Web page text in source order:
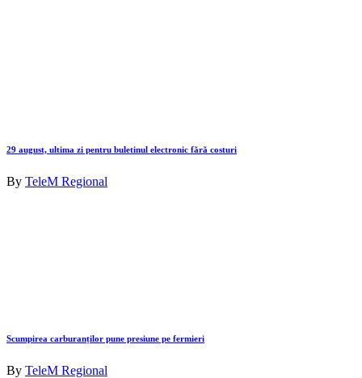
29 august, ultima zi pentru buletinul electronic fără costuri
By TeleM Regional
Scumpirea carburanților pune presiune pe fermieri
By TeleM Regional